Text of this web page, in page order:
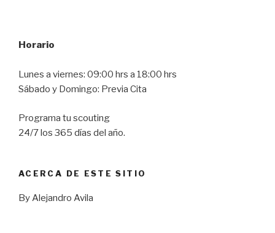
Horario
Lunes a viernes: 09:00 hrs a 18:00 hrs
Sábado y Domingo: Previa Cita
Programa tu scouting
24/7 los 365 días del año.
ACERCA DE ESTE SITIO
By Alejandro Avila